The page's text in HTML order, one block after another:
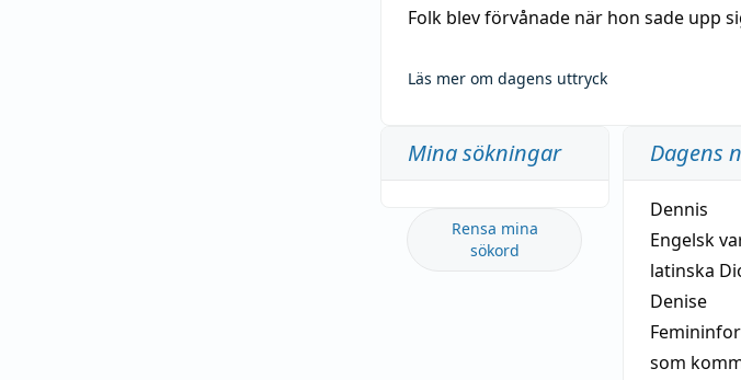
Folk blev förvånade när hon sade upp
Läs mer om dagens uttryck
Mina sökningar
Rensa mina
sökord
Dagens
Dennis
Engelsk
latinska
Denise
som